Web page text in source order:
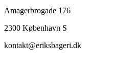
Amagerbrogade 176
2300 København S
kontakt@eriksbageri.dk